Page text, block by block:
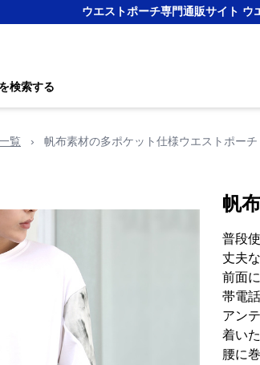
ウエストポーチ専門通販サイト ウ
検索する
覧 › 帆布素材の多ポケット仕様ウエストポーチ
帆
普段
丈夫
前面
帯電
アン
着い
腰に